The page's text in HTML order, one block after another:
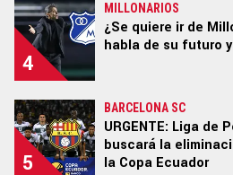
Términos y Condiciones
Ad Choices
4
MILLONARIOS
¿Se quiere ir de
habla de su futuro
5
BARCELONA SC
URGENTE: Liga de
buscará la
la Copa Ecuador